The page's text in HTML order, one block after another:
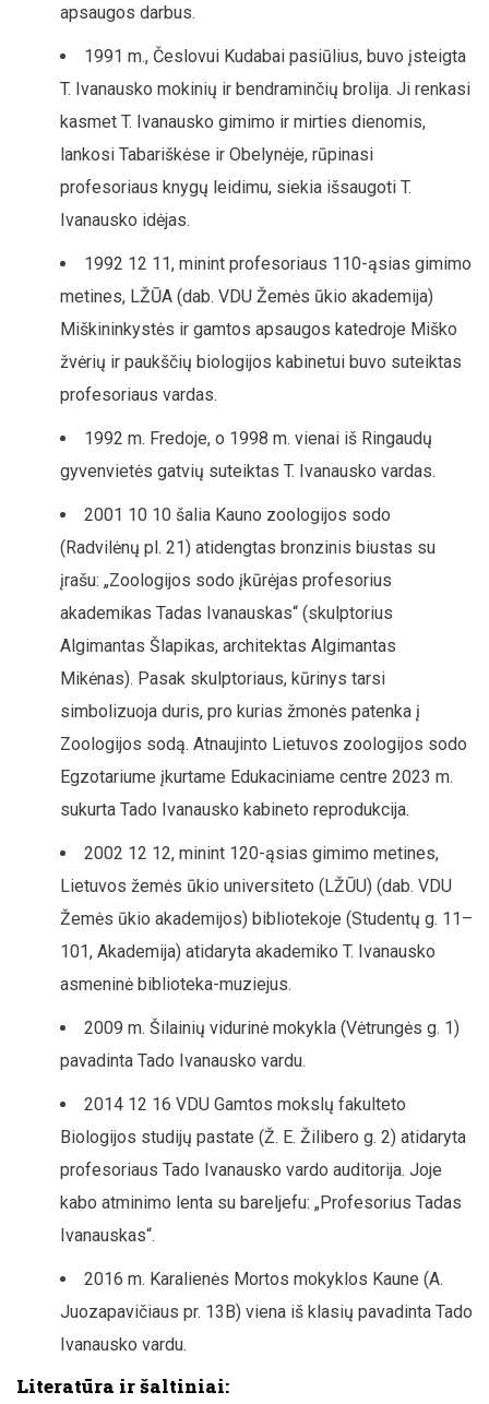
apsaugos darbus.
1991 m., Česlovui Kudabai pasiūlius, buvo įsteigta
T. Ivanausko mokinių ir bendraminčių brolija. Ji renkasi
kasmet T. Ivanausko gimimo ir mirties dienomis,
lankosi Tabariškėse ir Obelynėje, rūpinasi
profesoriaus knygų leidimu, siekia išsaugoti T.
Ivanausko idėjas.
1992 12 11, minint profesoriaus 110-ąsias gimimo
metines, LŽŪA (dab. VDU Žemės ūkio akademija)
Miškininkystės ir gamtos apsaugos katedroje Miško
žvėrių ir paukščių biologijos kabinetui buvo suteiktas
profesoriaus vardas.
1992 m. Fredoje, o 1998 m. vienai iš Ringaudų
gyvenvietės gatvių suteiktas T. Ivanausko vardas.
2001 10 10 šalia Kauno zoologijos sodo
(Radvilėnų pl. 21) atidengtas bronzinis biustas su
įrašu: „Zoologijos sodo įkūrėjas profesorius
akademikas Tadas Ivanauskas“ (skulptorius
Algimantas Šlapikas, architektas Algimantas
Mikėnas). Pasak skulptoriaus, kūrinys tarsi
simbolizuoja duris, pro kurias žmonės patenka į
Zoologijos sodą. Atnaujinto Lietuvos zoologijos sodo
Egzotariume įkurtame Edukaciniame centre 2023 m.
sukurta Tado Ivanausko kabineto reprodukcija.
2002 12 12, minint 120-ąsias gimimo metines,
Lietuvos žemės ūkio universiteto (LŽŪU) (dab. VDU
Žemės ūkio akademijos) bibliotekoje (Studentų g. 11–
101, Akademija) atidaryta akademiko T. Ivanausko
asmeninė biblioteka-muziejus.
2009 m. Šilainių vidurinė mokykla (Vėtrungės g. 1)
pavadinta Tado Ivanausko vardu.
2014 12 16 VDU Gamtos mokslų fakulteto
Biologijos studijų pastate (Ž. E. Žilibero g. 2) atidaryta
profesoriaus Tado Ivanausko vardo auditorija. Joje
kabo atminimo lenta su bareljefu: „Profesorius Tadas
Ivanauskas“.
2016 m. Karalienės Mortos mokyklos Kaune (A.
Juozapavičiaus pr. 13B) viena iš klasių pavadinta Tado
Ivanausko vardu.
Literatūra ir šaltiniai: